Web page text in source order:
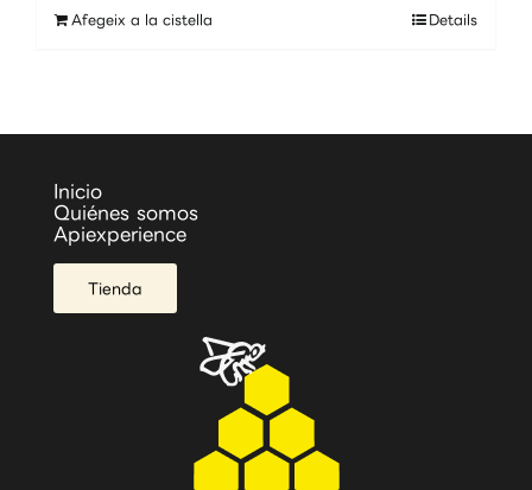
Afegeix a la cistella Details
Inicio
Quiénes somos
Apiexperience
Tienda